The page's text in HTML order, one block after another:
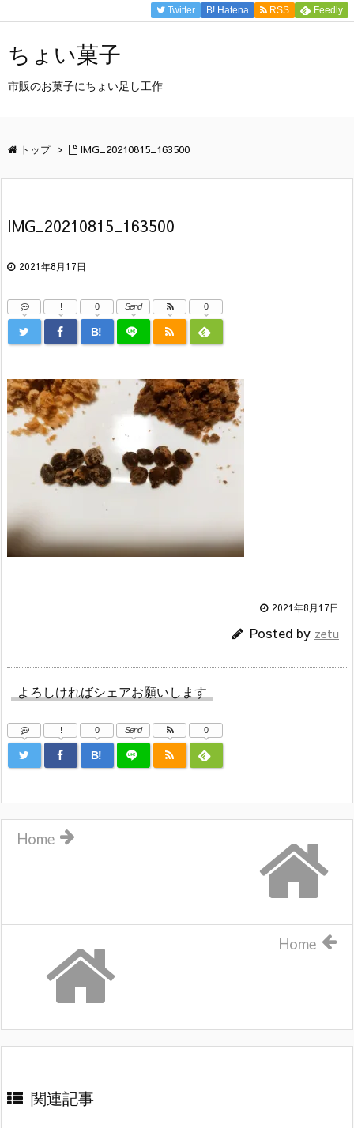
Twitter B! Hatena RSS Feedly
ちょい菓子
市販のお菓子にちょい足し工作
トップ > IMG_20210815_163500
IMG_20210815_163500
2021年8月17日
!
B!
0 Send 0
2021年8月17日
Posted by zetu
よろしければシェアお願いします
!
B!
0 Send 0
Home
Home
関連記事